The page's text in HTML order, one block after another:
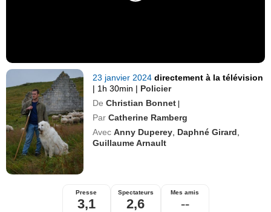
23 janvier 2024directement à la télévision
| 1h 30min | Policier
De Christian Bonnet |
Par Catherine Ramberg
Avec Anny Duperey Daphné Girard
Guillaume Arnault
Presse
3,1
Spectateurs
2,6
Mes amis
--